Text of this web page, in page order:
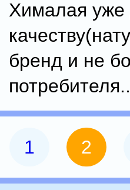
Хималая уже
бренд и не
1 2